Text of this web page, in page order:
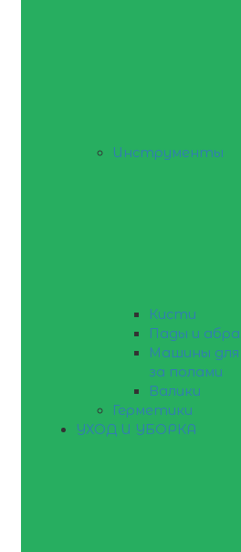
Инструменты
Кисти
Пады и
Машины для
за полами
Валики
Герметики
УХОД И УБОРКА